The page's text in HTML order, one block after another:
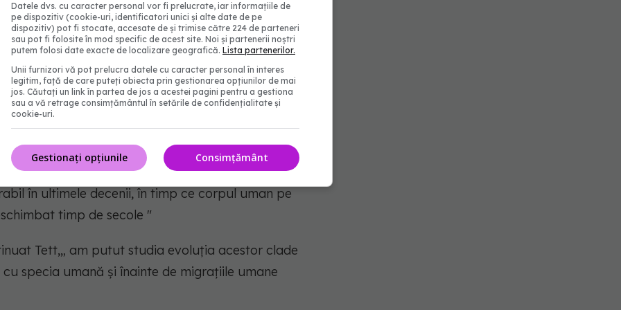
la indivizii occidentali. Și atunci când
cele patru clade. Am postulat că procesul
considerabil asupra dispariției treptate a
confirmată de analiza eșantioanelor antice de
Maixner de la Institutul de Studii Mumice de
P. copri. Și cele patru clade au fost de asemenea
din Mexic care au o vechime de peste o mie de
biomedicale ale acestor schimbări ale
în ultimele decenii, în timp ce corpul uman pe
timp de secole "
Tett,„ am putut studia evoluția acestor clade
specia umană și înainte de migrațiile umane
Datele dvs. cu caracter personal vor fi prelucrate, iar informațiile de
pe dispozitiv (cookie-uri, identificatori unici și alte date de pe
dispozitiv) pot fi stocate, accesate de și trimise către 224 de parteneri
sau pot fi folosite în mod specific de acest site. Noi și partenerii noștri
putem folosi date exacte de localizare geografică. Lista partenerilor.
Unii furnizori vă pot prelucra datele cu caracter personal în interes
legitim, față de care puteți obiecta prin gestionarea opțiunilor de mai
jos. Căutați un link în partea de jos a acestei pagini pentru a gestiona
sau a vă retrage consimțământul în setările de confidențialitate și
cookie-uri.
Consimțământ
Gestionați opțiunile